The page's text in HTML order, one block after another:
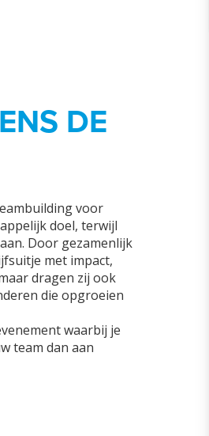
DE
voor
doel, terwijl
Door gezamenlijk
met impact,
dragen zij ook
die opgroeien
waarbij je
team dan aan